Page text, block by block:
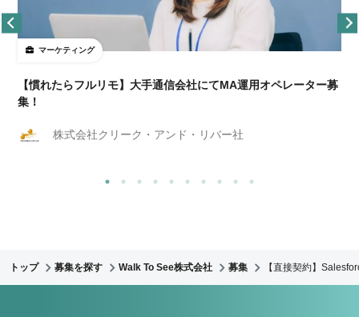
マーケティング
【慣れたらフルリモ】大手通信会社にてMA運用オペレーター募
集！
株式会社クリーク・アンド・リバー社
トップ 募集を探す Walk To See株式会社 募集 【直接契約】